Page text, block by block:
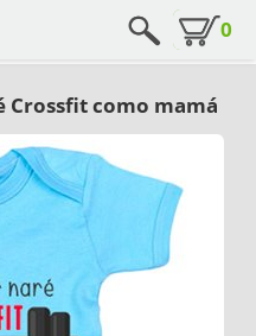
0
Crossfit como mamá